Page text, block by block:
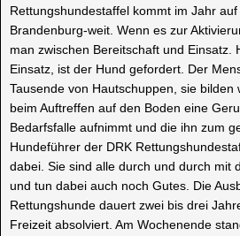
Rettungshundestaffel kommt im Jahr
Brandenburg-weit. Wenn es zur
man zwischen Bereitschaft und Einsatz.
Einsatz, ist der Hund gefordert. Der
Tausende von Hautschuppen, sie
beim Auftreffen auf den Boden eine
Bedarfsfalle aufnimmt und die ihn zum
Hundeführer der DRK
dabei. Sie sind alle durch und durch mit
und tun dabei auch noch Gutes. Die
Rettungshunde dauert zwei bis drei
Freizeit absolviert. Am Wochenende